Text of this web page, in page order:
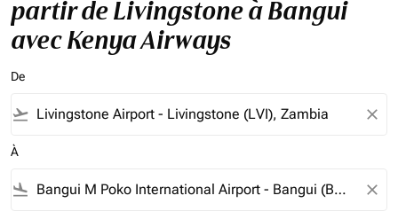
partir de Livingstone à Bangui
avec Kenya Airways
De
flight_takeoff close
À
flight_land close